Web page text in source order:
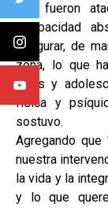
que fueron
incapacidad
asegurar, de
zona, lo que
niñas y
física y
sostuvo.
Agregando
nuestra
la vida y la
y lo que